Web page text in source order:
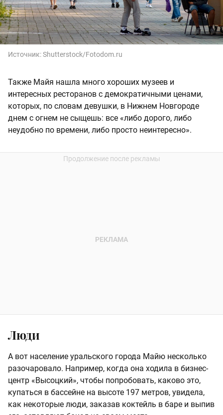
Источник:Shutterstock/Fotodom.ru
Также Майя нашла много хороших музеев и
интересных ресторанов с демократичными ценами,
которых, по словам девушки, в Нижнем Новгороде
днем с огнем не сыщешь: все «либо дорого, либо
неудобно по времени, либо просто неинтересно».
Люди
А вот население уральского города Майю несколько
разочаровало. Например, когда она ходила в бизнес-
центр «Высоцкий», чтобы попробовать, каково это,
купаться в бассейне на высоте 197 метров, увидела,
как некоторые люди, заказав коктейль в баре и выпив